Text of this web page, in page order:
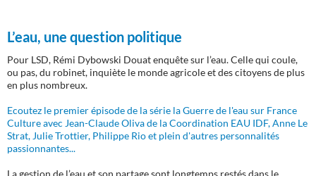
L’eau, une question politique
Pour LSD, Rémi Dybowski Douat enquête sur l’eau. Celle qui coule,
ou pas, du robinet, inquiète le monde agricole et des citoyens de plus
en plus nombreux.
Ecoutez le premier épisode de la série la Guerre de l'eau sur France
Culture avec Jean-Claude Oliva de la Coordination EAU IDF, Anne Le
Strat, Julie Trottier, Philippe Rio et plein d'autres personnalités
passionnantes...
La gestion de l’eau et son partage sont longtemps restés dans le